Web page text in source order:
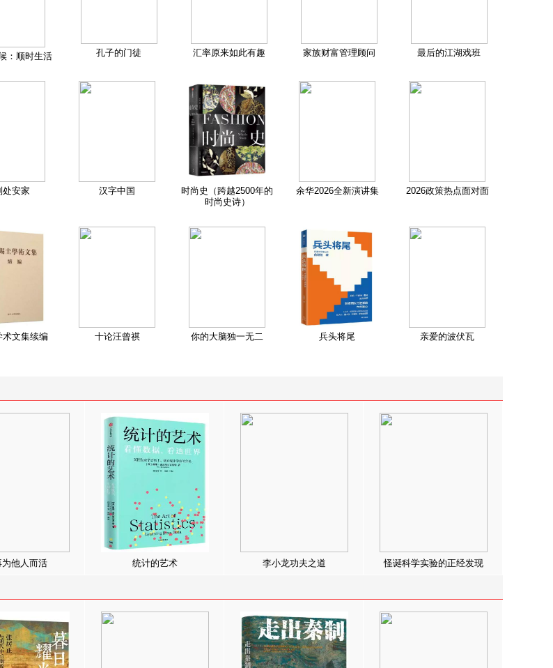
：顺时生活 孔子的门徒 汇率原来如此有趣 家族财富管理顾问 最后的江湖戏班
处安家 汉字中国
时尚史（跨越2500年的
时尚史诗）
余华2026全新演讲集 2026政策热点面对面
术文集续编 十论汪曾祺 你的大脑独一无二 兵头将尾 亲爱的波伏瓦
为他人而活 统计的艺术 李小龙功夫之道 怪诞科学实验的正经发现